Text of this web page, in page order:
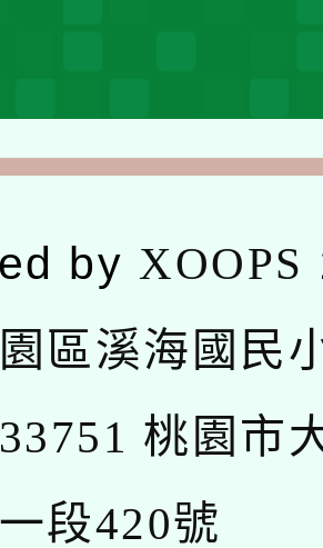
by XOOPS
區溪海國民
33751 桃園市
段420號